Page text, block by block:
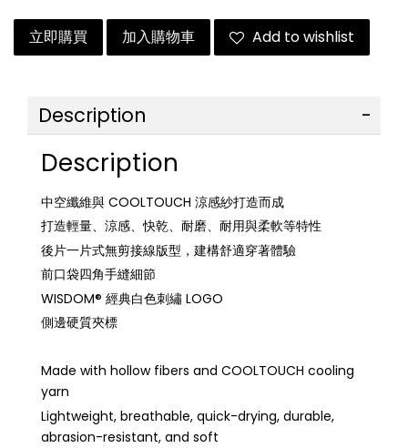
立即購買 加入購物車 Add to wishlist
Description
Description
中空纖維與 COOLTOUCH 涼感紗打造而成
打造輕量、涼感、快乾、耐磨、耐用與柔軟等特性
後片一片式無剪接線版型，建構舒適穿著體驗
前口袋四角手縫細節
WISDOM® 經典白色刺繡 LOGO
側邊硬質夾標
Made with hollow fibers and COOLTOUCH cooling
yarn
Lightweight, breathable, quick-drying, durable,
abrasion-resistant, and soft